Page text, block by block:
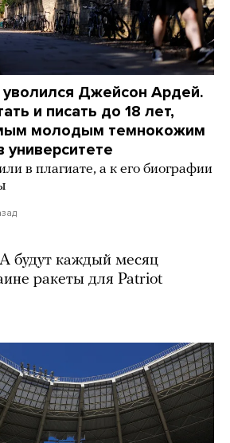
Джейсон Ардей.
и писать до 18 лет,
молодым темнокожим
в плагиате, а к его биографии
будут каждый месяц
ракеты для Patriot